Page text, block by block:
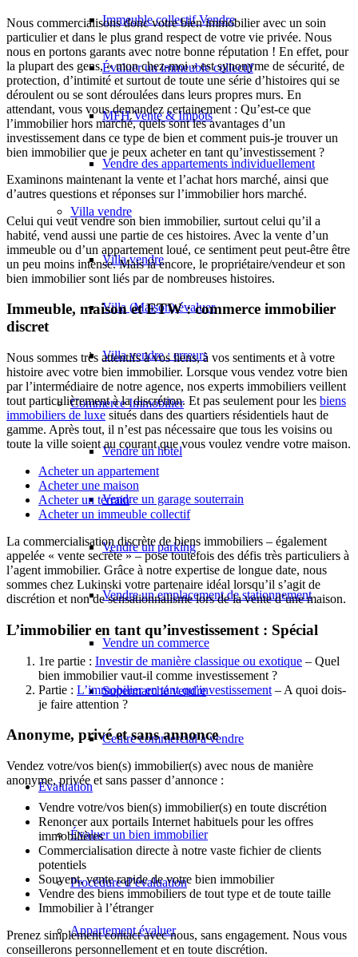
Immeuble collectif Vendre
Évaluer un immeuble collectif
MFH Vente & Impôts
Vendre des appartements individuellement
Villa vendre
Villa vendre
Villa (Maison) évaluer
Villa vendre : erreurs
CommerceImmobilier
Vendre un hôtel
Vendre un garage souterrain
Vendre un parking
Vendre un emplacement de stationnement
Vendre un commerce
Supermarché vendre
Centre commercial à vendre
Évaluation
Évaluer un bien immobilier
Procédure d’évaluation
Appartement évaluer
Nous commercialisons donc votre bien immobilier avec un soin
particulier et dans le plus grand respect de votre vie privée. Nous
nous en portons garants avec notre bonne réputation ! En effet, pour
la plupart des gens, « mon chez-moi » est synonyme de sécurité, de
protection, d’intimité et surtout de toute une série d’histoires qui se
déroulent ou se sont déroulées dans leurs propres murs. En
attendant, vous vous demandez certainement : Qu’est-ce que
l’immobilier hors marché, quels sont les avantages d’un
investissement dans ce type de bien et comment puis-je trouver un
bien immobilier que je peux acheter en tant qu’investissement ?
Examinons maintenant la vente et l’achat hors marché, ainsi que
d’autres questions et réponses sur l’immobilier hors marché.
Celui qui veut vendre son bien immobilier, surtout celui qu’il a
habité, vend aussi une partie de ces histoires. Avec la vente d’un
immeuble ou d’un appartement loué, ce sentiment peut peut-être être
un peu moins intense. Mais là encore, le propriétaire/vendeur et son
bien immobilier sont liés par de nombreuses histoires.
Immeuble, maison et ETW : commerce immobilier
discret
Nous sommes très attentifs à vos liens, à vos sentiments et à votre
histoire avec votre bien immobilier. Lorsque vous vendez votre bien
par l’intermédiaire de notre agence, nos experts immobiliers veillent
tout particulièrement à la discrétion. Et pas seulement pour les biens
immobiliers de luxe situés dans des quartiers résidentiels haut de
gamme. Après tout, il n’est pas nécessaire que tous les voisins ou
toute la ville soient au courant que vous voulez vendre votre maison.
Acheter un appartement
Acheter une maison
Acheter un terrain
Acheter un immeuble collectif
La commercialisation discrète de biens immobiliers – également
appelée « vente secrète » – pose toutefois des défis très particuliers à
l’agent immobilier. Grâce à notre expertise de longue date, nous
sommes chez Lukinski votre partenaire idéal lorsqu’il s’agit de
discrétion et non de sensationnalisme lors de la vente d’une maison.
L’immobilier en tant qu’investissement : Spécial
1re partie : Investir de manière classique ou exotique – Quel
bien immobilier vaut-il comme investissement ?
Partie : L’immobilier en tant qu’investissement – A quoi dois-
je faire attention ?
Anonyme, privé et sans annonce
Vendez votre/vos bien(s) immobilier(s) avec nous de manière
anonyme, privée et sans passer d’annonce :
Vendre votre/vos bien(s) immobilier(s) en toute discrétion
Renoncer aux portails Internet habituels pour les offres
immobilières
Commercialisation directe à notre vaste fichier de clients
potentiels
Souvent, vente rapide de votre bien immobilier
Vendre des biens immobiliers de tout type et de toute taille
Immobilier à l’étranger
Prenez simplement contact avec nous, sans engagement. Nous vous
conseillerons personnellement et en toute discrétion.